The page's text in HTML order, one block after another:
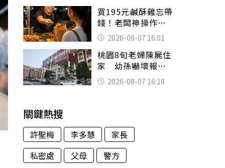
買195元鹹酥雞忘帶
錢！老闆神操作
「倒找5元」 全網
看哭：這就是台灣
2026-08-07 16:01
桃園8旬老婦陳屍住
家 幼孫嚇壞報警
「公公殺了婆婆」
2026-08-07 16:18
關鍵熱搜
許聖梅 李多慧
家長
私密處
父母 警方